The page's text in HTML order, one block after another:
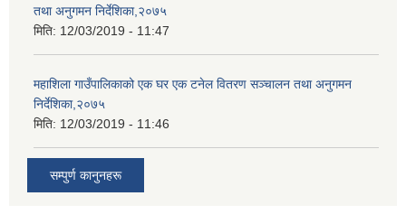
तथा अनुगमन निर्देशिका,२०७५
मिति: 12/03/2019 - 11:47
महाशिला गाउँपालिकाको एक घर एक टनेल वितरण सञ्चालन तथा अनुगमन
निर्देशिका,२०७५
मिति: 12/03/2019 - 11:46
सम्पुर्ण कानुनहरू